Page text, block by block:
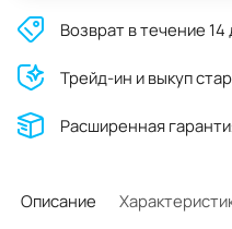
Возврат в течение 14
Трейд-ин и выкуп
Расширенная
Описание